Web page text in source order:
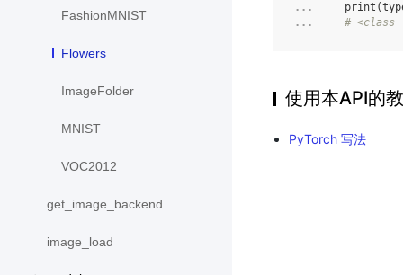
FashionMNIST
Flowers
ImageFolder
MNIST
VOC2012
get_image_backend
image_load
...
print (
...
# <class
使用本API的
PyTorch 写法